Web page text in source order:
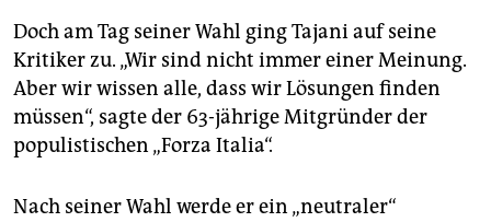
Doch am Tag seiner Wahl ging Tajani auf seine
Kritiker zu. „Wir sind nicht immer einer Meinung.
Aber wir wissen alle, dass wir Lösungen finden
müssen“, sagte der 63-jährige Mitgründer der
populistischen „Forza Italia“.
Nach seiner Wahl werde er ein „neutraler“